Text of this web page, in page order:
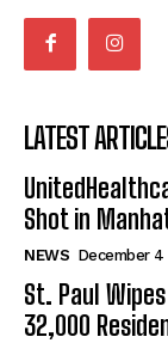
LATEST
Shot in
NEWS December 4
St. Paul
32,000